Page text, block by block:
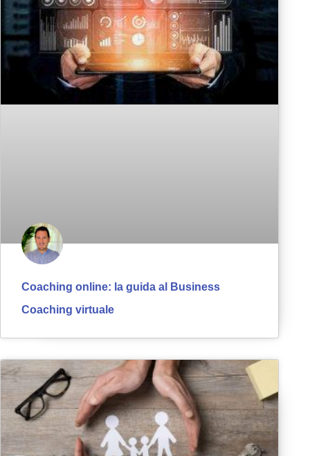
Coaching online: la guida al Business
Coaching virtuale